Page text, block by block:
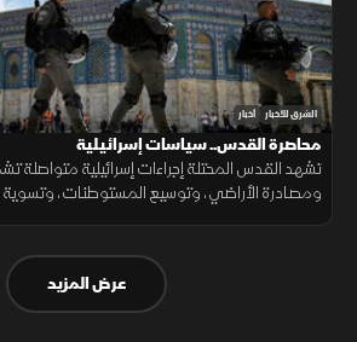
الشرق للأخبار أخبار
محاصرة القدس.. سياسات إسرائيلية
تشهد القدس المحتلة إجراءات إسرائيلية متواصلة
ومصادرة الأراضي، وتوسيع المستوطنات،
عرض المزيد